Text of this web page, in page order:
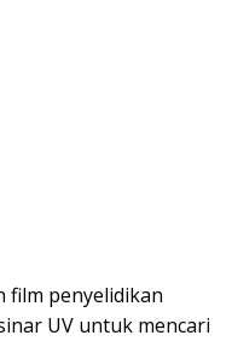
film penyelidikan
UV untuk mencari